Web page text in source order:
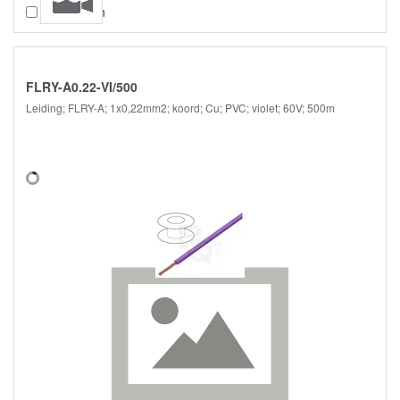
Vergelijken
FLRY-A0.22-VI/500
Leiding; FLRY-A; 1x0,22mm2; koord; Cu; PVC; violet; 60V; 500m